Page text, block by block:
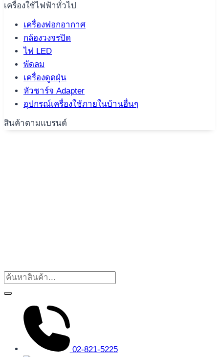
เครื่องใช้ไฟฟ้าทั่วไป
เครื่องฟอกอากาศ
กล้องวงจรปิด
ไฟ LED
พัดลม
เครื่องดูดฝุ่น
หัวชาร์จ Adapter
อุปกรณ์เครื่องใช้ภายในบ้านอื่นๆ
สินค้าตามแบรนด์
02-821-5225